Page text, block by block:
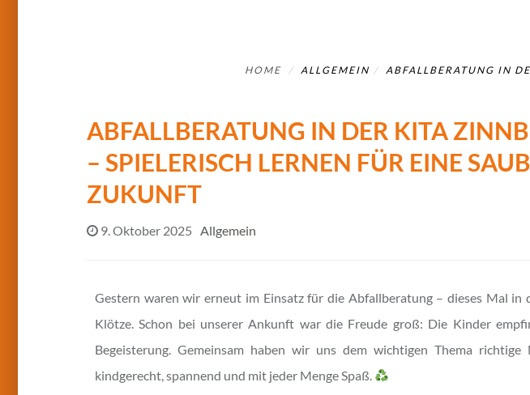
HOME ALLGEMEIN ABFALLBERATUNG IN
ABFALLBERATUNG IN DER KITA
– SPIELERISCH LERNEN FÜR EINE
ZUKUNFT
9. Oktober 2025 Allgemein
Gestern waren wir erneut im Einsatz für die Abfallberatung – dieses Mal in
Klötze. Schon bei unserer Ankunft war die Freude groß: Die Kinder
Begeisterung. Gemeinsam haben wir uns dem wichtigen Thema
kindgerecht, spannend und mit jeder Menge Spaß.